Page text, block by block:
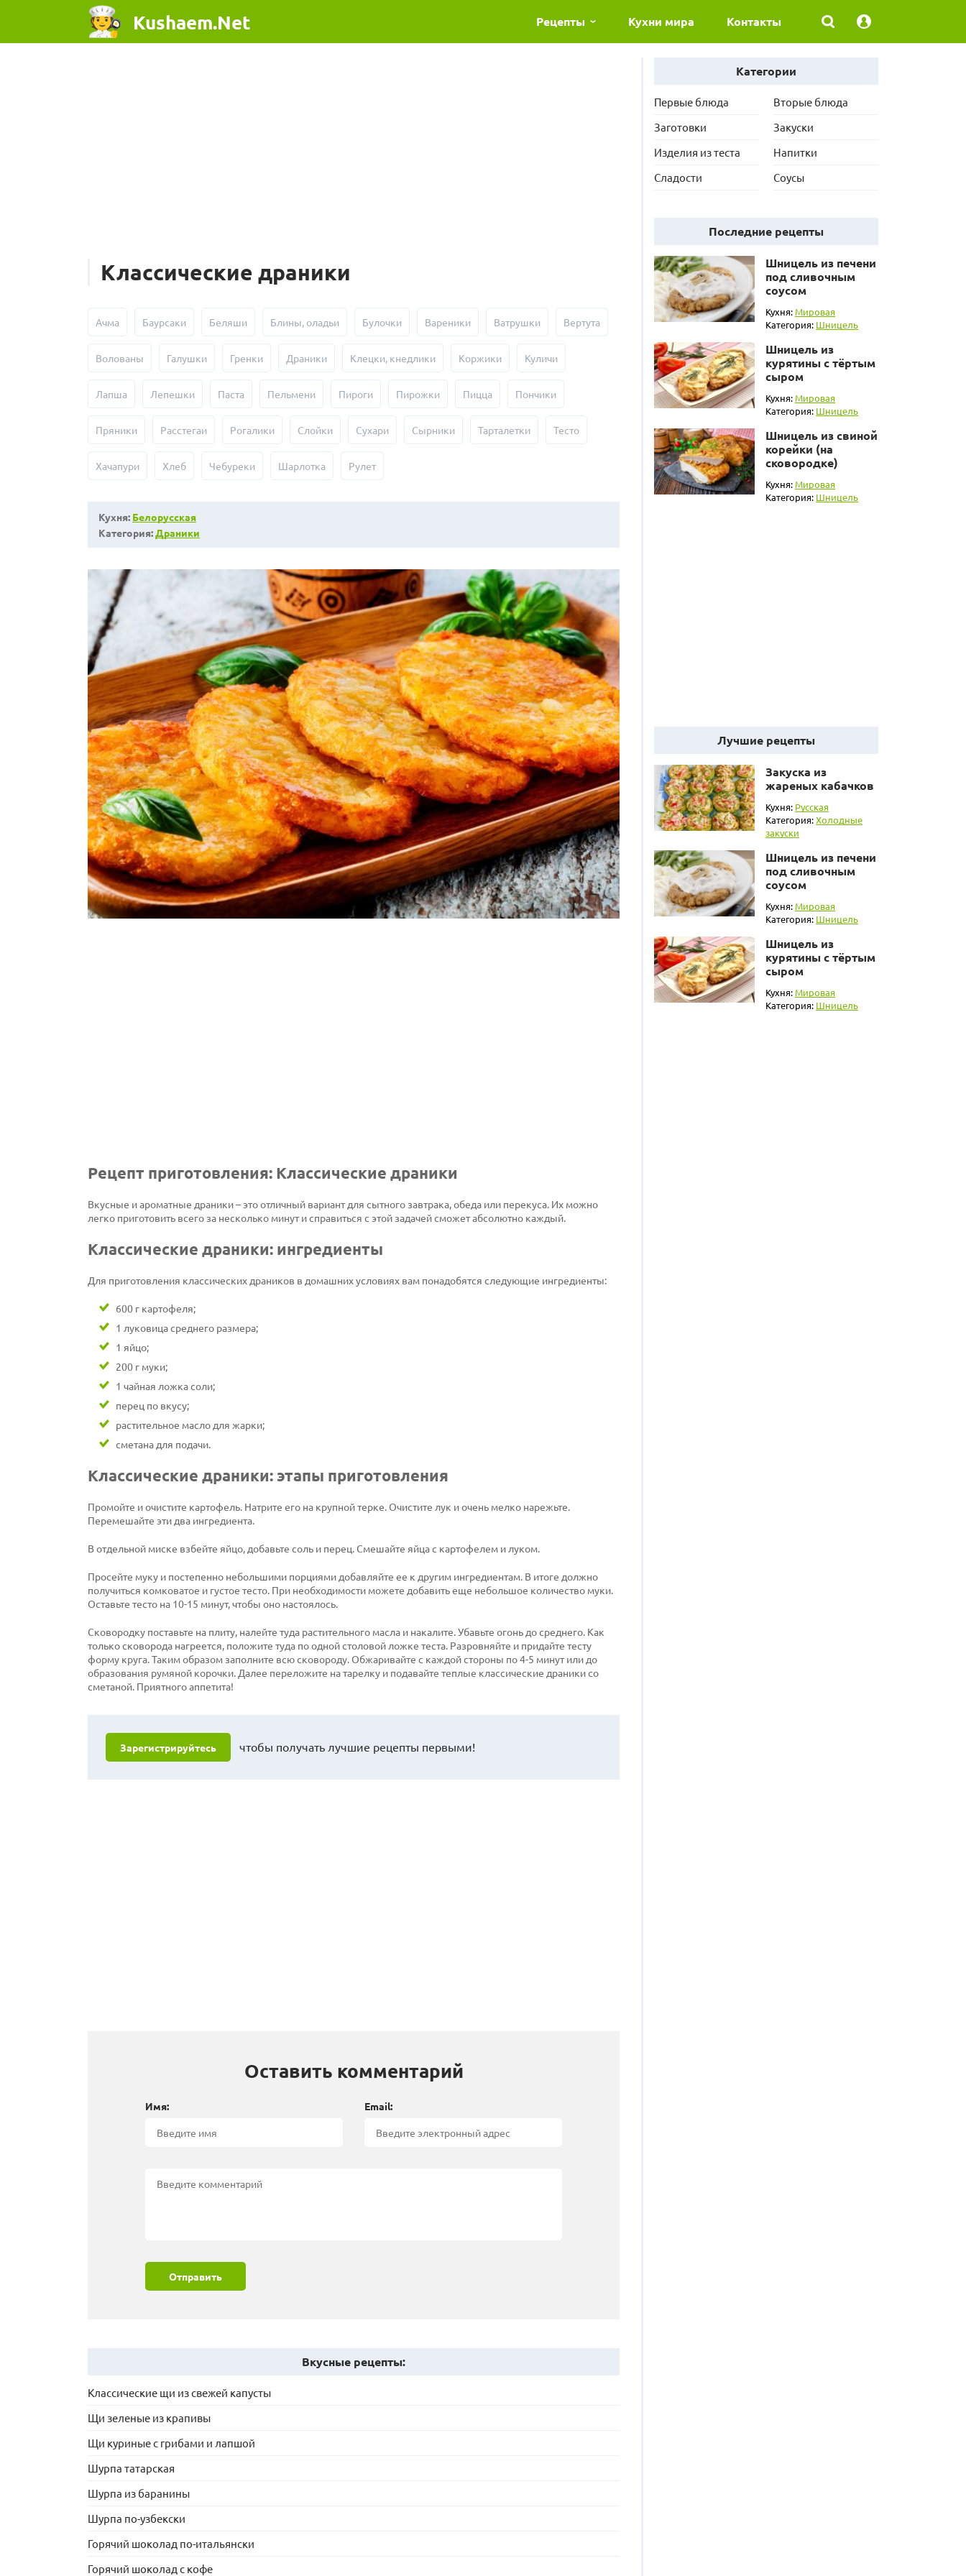
Kushaem.Net Рецепты Кухни мира Контакты
Классические драники
Ачма Баурсаки Беляши Блины, оладьи Булочки Вареники Ватрушки Вертута
Волованы Галушки Гренки Драники Клецки, кнедлики Коржики Куличи
Лапша Лепешки Паста Пельмени Пироги Пирожки Пицца Пончики
Пряники Расстегаи Рогалики Слойки Сухари Сырники Тарталетки Тесто
Хачапури Хлеб Чебуреки Шарлотка Рулет
Кухня: Белорусская
Категория:Драники
Рецепт приготовления: Классические драники
Вкусные и ароматные драники – это отличный вариант для сытного завтрака, обеда или перекуса. Их можно
легко приготовить всего за несколько минут и справиться с этой задачей сможет абсолютно каждый.
Классические драники: ингредиенты
Для приготовления классических драников в домашних условиях вам понадобятся следующие ингредиенты:
600 г картофеля;
1 луковица среднего размера;
1 яйцо;
200 г муки;
1 чайная ложка соли;
перец по вкусу;
растительное масло для жарки;
сметана для подачи.
Классические драники: этапы приготовления
Промойте и очистите картофель. Натрите его на крупной терке. Очистите лук и очень мелко нарежьте.
Перемешайте эти два ингредиента.
В отдельной миске взбейте яйцо, добавьте соль и перец. Смешайте яйца с картофелем и луком.
Просейте муку и постепенно небольшими порциями добавляйте ее к другим ингредиентам. В итоге должно
получиться комковатое и густое тесто. При необходимости можете добавить еще небольшое количество муки.
Оставьте тесто на 10-15 минут, чтобы оно настоялось.
Сковородку поставьте на плиту, налейте туда растительного масла и накалите. Убавьте огонь до среднего. Как
только сковорода нагреется, положите туда по одной столовой ложке теста. Разровняйте и придайте тесту
форму круга. Таким образом заполните всю сковороду. Обжаривайте с каждой стороны по 4-5 минут или до
образования румяной корочки. Далее переложите на тарелку и подавайте теплые классические драники со
сметаной. Приятного аппетита!
Зарегистрируйтесь чтобы получать лучшие рецепты первыми!
Оставить комментарий
Имя: Email:
Отправить
Вкусные рецепты:
Классические щи из свежей капусты
Щи зеленые из крапивы
Щи куриные с грибами и лапшой
Шурпа татарская
Шурпа из баранины
Шурпа по-узбекски
Горячий шоколад по-итальянски
Горячий шоколад с кофе
Категории
Первые блюда
Вторые блюда
Заготовки
Закуски
Изделия из теста
Напитки
Сладости
Соусы
Последние рецепты
Шницель из печени
под сливочным
соусом
Кухня: Мировая
Категория: Шницель
Шницель из
курятины с тёртым
сыром
Кухня: Мировая
Категория: Шницель
Шницель из свиной
корейки (на
сковородке)
Кухня: Мировая
Категория: Шницель
Лучшие рецепты
Закуска из
жареных кабачков
Кухня: Русская
Категория:Холодные
закуски
Шницель из печени
под сливочным
соусом
Кухня: Мировая
Категория: Шницель
Шницель из
курятины с тёртым
сыром
Кухня: Мировая
Категория: Шницель